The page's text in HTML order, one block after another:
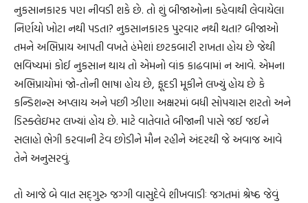
નુકસાનકારક પણ નીવડી શકે છે. તો શું બીજાઓના કહેવાથી લેવાયેલા
નિર્ણયો ખોટા નથી પડતા? નુકસાનકારક પુરવાર નથી થતા? બીજાઓ
તમને અભિપ્રાય આપતી વખતે હંમેશાં છટકબારી રાખતા હોય છે જેથી
ભવિષ્યમાં કોઈ નુકસાન થાય તો એમનો વાંક કાઢવામાં ન આવે. એમના
અભિપ્રાયોમાં જો-તોની ભાષા હોય છે, ફૂદડી મૂકીને લખ્યું હોય છે કે
કન્ડિશન્સ અપ્લાય અને પછી ઝીણા અક્ષરમાં બધી સોપચાસ શરતો અને
ડિસ્ક્લેઇમર લખ્યાં હોય છે. માટે વાતેવાતે બીજાની પાસે જઈ જઈને
સલાહો ભેગી કરવાની ટેવ છોડીને મૌન રહીને અંદરથી જે અવાજ આવે
તેને અનુસરવું.
તો આજે બે વાત સદ્ગુરુ જગ્ગી વાસુદેવે શીખવાડીઃ જગતમાં શ્રેષ્ઠ જેવું